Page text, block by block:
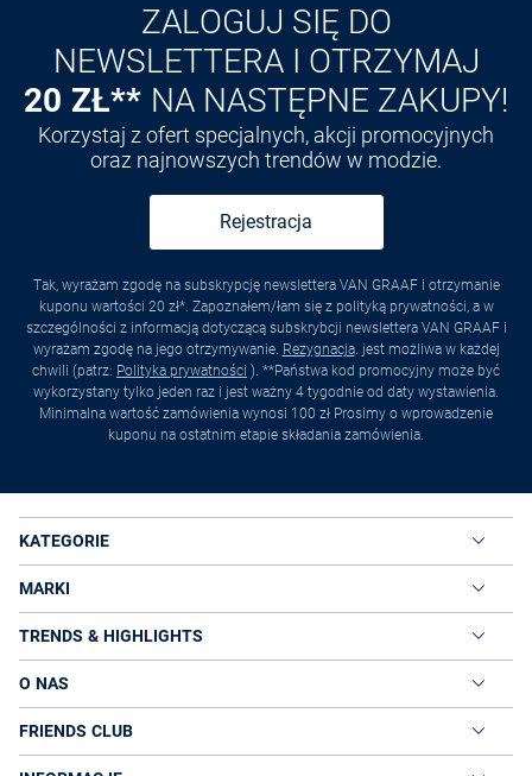
ZALOGUJ SIĘ DO
NEWSLETTERA I OTRZYMAJ
20 ZŁ** NA NASTĘPNE ZAKUPY!
Korzystaj z ofert specjalnych, akcji promocyjnych
oraz najnowszych trendów w modzie.
Rejestracja
Tak, wyrażam zgodę na subskrypcję newslettera VAN GRAAF i otrzymanie
kuponu wartości 20 zł*. Zapoznałem/łam się z polityką prywatności, a w
szczególności z informacją dotyczącą subskrybcji newslettera VAN GRAAF i
wyrażam zgodę na jego otrzymywanie. Rezygnacja. jest możliwa w każdej
chwili (patrz: Polityka prywatności ). **Państwa kod promocyjny może być
wykorzystany tylko jeden raz i jest ważny 4 tygodnie od daty wystawienia.
Minimalna wartość zamówienia wynosi 100 zł Prosimy o wprowadzenie
kuponu na ostatnim etapie składania zamówienia.
KATEGORIE
MARKI
TRENDS & HIGHLIGHTS
O NAS
FRIENDS CLUB